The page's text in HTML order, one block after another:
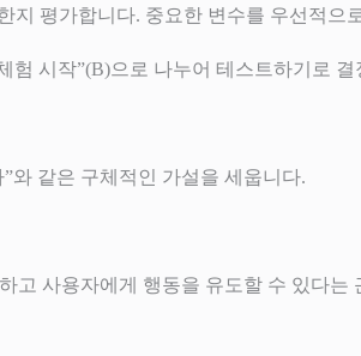
지 평가합니다. 중요한 변수를 우선적으
험 시작”(B)으로 나누어 테스트하기로
와 같은 구체적인 가설을 세웁니다.
고 사용자에게 행동을 유도할 수 있다